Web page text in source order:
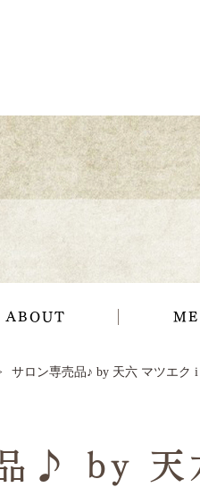
ABOUT
サロン専売品♪ by 天六 マツエク i
♪ by 天